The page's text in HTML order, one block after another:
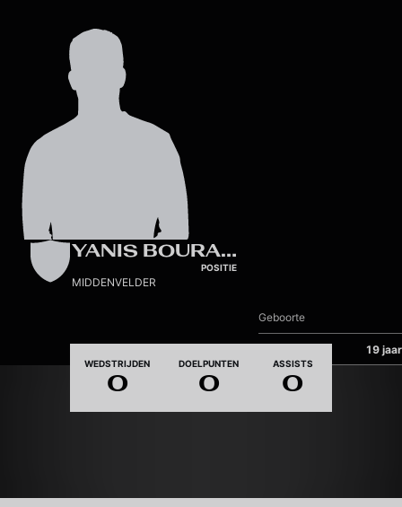
YANIS BOURARD
POSITIE
MIDDENVELDER
Geboorte
19 jaar
WEDSTRIJDEN
0
DOELPUNTEN
0
ASSISTS
0